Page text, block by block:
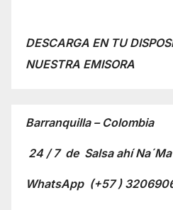
DESCARGA EN TU
NUESTRA EMISORA
Barranquilla – Colombia
24 / 7 de Salsa ahí
WhatsApp (+57 )